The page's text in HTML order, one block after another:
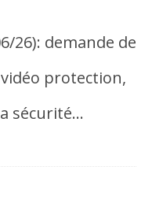
26): demande de
protection,
sécurité…